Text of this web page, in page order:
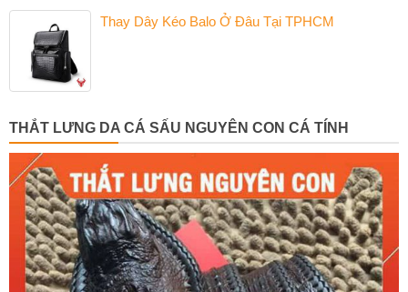
Thay Dây Kéo Balo Ở Đâu Tại TPHCM
THẮT LƯNG DA CÁ SẤU NGUYÊN CON CÁ TÍNH